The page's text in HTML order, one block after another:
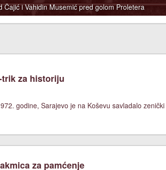
Čajić i Vahidin Musemić pred golom Proletera
trik za historiju
godine, Sarajevo je na Koševu savladalo
za pamćenje